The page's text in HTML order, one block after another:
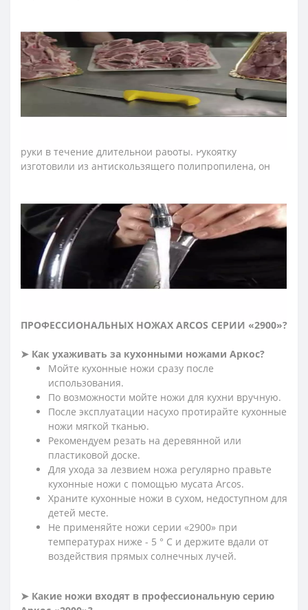
поварского ножа долго не тупится, не ржавеет, поэтому
изделие имеет долгий срок службы, обеспечивая
экономическую эффективность инвентаря.
Рукоятка профессиональных ножей "2900" идеальна
для интенсивного использования благодаря
руки в течение длительной работы. Рукоятку
изготовили из антискользящего полипропилена, он
конце рукоятки ножа серии «2900», предотвращает
скольжение руки повара и влияет на безопасность
использования ножа. Рукоятка – гигиенична, т.к.
прошла антибактериальную обработку, которая
сдерживает распространение бактерий, грибков и
плесени.
ПРОФЕССИОНАЛЬНЫХ НОЖАХ ARCOS СЕРИИ «2900»?
➤ Как ухаживать за кухонными ножами Аркос?
Мойте кухонные ножи сразу после
использования.
По возможности мойте ножи для кухни вручную.
После эксплуатации насухо протирайте кухонные
ножи мягкой тканью.
Рекомендуем резать на деревянной или
пластиковой доске.
Для ухода за лезвием ножа регулярно правьте
кухонные ножи с помощью мусата Arcos.
Храните кухонные ножи в сухом, недоступном для
детей месте.
Не применяйте ножи серии «2900» при
температурах ниже - 5 ° С и держите вдали от
воздействия прямых солнечных лучей.
➤ Какие ножи входят в профессиональную серию